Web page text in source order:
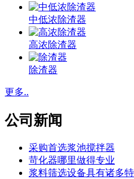
中低浓除渣器
高浓除渣器
除渣器
更多..
公司新闻
采购首选浆池搅拌器
苛化器哪里做得专业
浆料筛选设备具有诸多